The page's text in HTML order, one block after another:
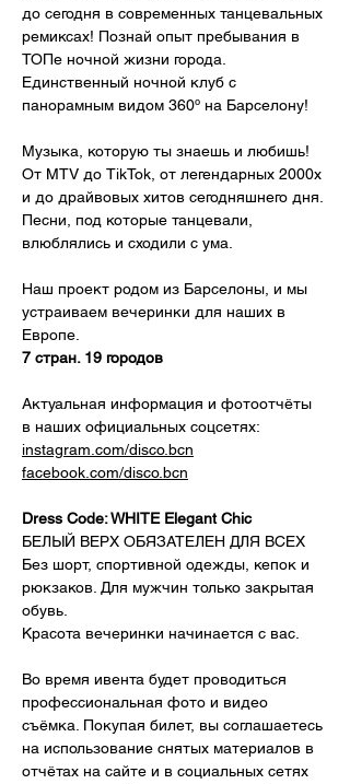
до сегодня в современных танцевальных
ремиксах! Познай опыт пребывания в
ТОПе ночной жизни города.
Единственный ночной клуб с
панорамным видом 360º на Барселону!
Музыка, которую ты знаешь и любишь!
От MTV до TikTok, от легендарных 2000х
и до драйвовых хитов сегодняшнего дня.
Песни, под которые танцевали,
влюблялись и сходили с ума.
Наш проект родом из Барселоны, и мы
устраиваем вечеринки для наших в
Европе.
7 стран. 19 городов
Актуальная информация и фотоотчёты
в наших официальных соцсетях:
instagram.com/disco.bcn
facebook.com/disco.bcn
Dress Code: WHITE Elegant Chic
БЕЛЫЙ ВЕРХ ОБЯЗАТЕЛЕН ДЛЯ ВСЕХ
Без шорт, спортивной одежды, кепок и
рюкзаков. Для мужчин только закрытая
обувь.
Красота вечеринки начинается с вас.
Во время ивента будет проводиться
профессиональная фото и видео
съёмка. Покупая билет, вы соглашаетесь
на использование снятых материалов в
отчётах на сайте и в социальных сетях